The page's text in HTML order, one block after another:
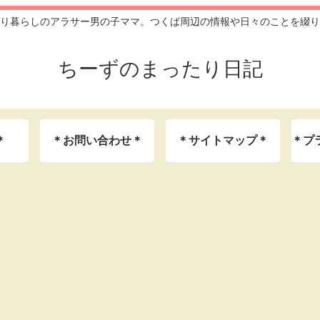
暮らしのアラサー男の子ママ。つくば周辺の情報や日々のことを綴り
ちーずのまったり日記
＊お問い合わせ＊ ＊サイトマップ＊